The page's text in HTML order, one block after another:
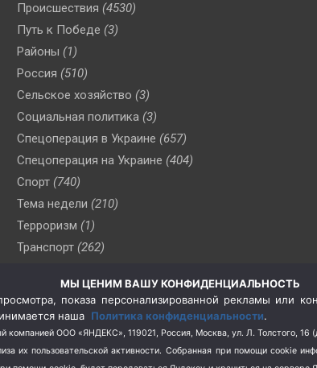
Происшествия (4530)
Путь к Победе (3)
Районы (1)
Россия (510)
Сельское хозяйство (3)
Социальная политика (3)
Спецоперация в Украине (657)
Спецоперация на Украине (404)
Спорт (740)
Тема недели (210)
Терроризм (1)
Транспорт (262)
(76)
Цены (2)
Школа и спорт (2)
Экология (8)
МЫ ЦЕНИМ ВАШУ КОНФИДЕНЦИАЛЬНОСТЬ
показа персонализированной рекламы или
наша Политика конфиденциальности.
компанией ООО «ЯНДЕКС», 119021, Россия, Москва, ул. Л. Толстого,
их пользовательской активности. Собранная при помощи cookie